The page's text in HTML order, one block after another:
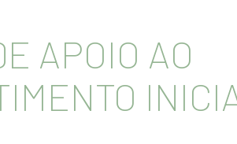
APOIO AO